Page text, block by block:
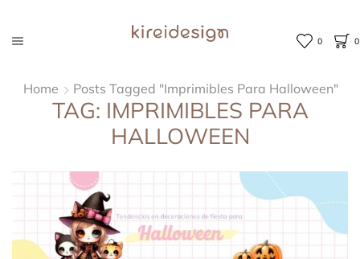
0 0
Home Posts Tagged "Imprimibles Para Halloween"
TAG: IMPRIMIBLES PARA
HALLOWEEN